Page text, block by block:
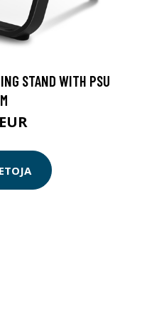
STAND WITH PSU